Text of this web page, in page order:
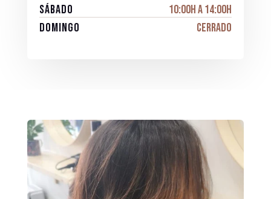
Sábado
10:00h a 14:00h
Domingo
Cerrado